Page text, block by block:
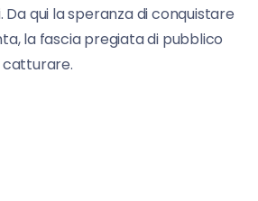
qui la speranza di conquistare
la fascia pregiata di pubblico